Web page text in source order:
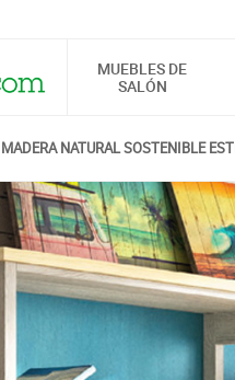
MUEBLES DE
SALÓN
NATURAL SOSTENIBLE